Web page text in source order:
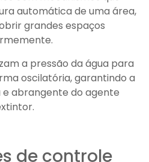
automática de uma área,
grandes espaços
a pressão da água para
oscilatória, garantindo a
abrangente do agente
de controle